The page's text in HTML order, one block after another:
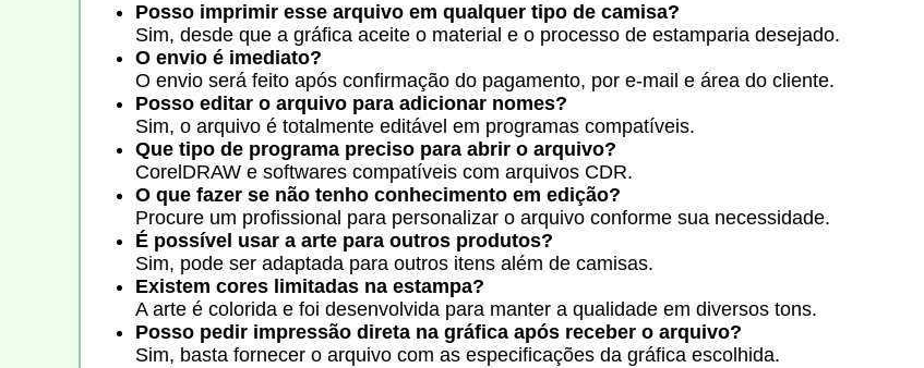
Posso imprimir esse arquivo em qualquer tipo de camisa?
Sim, desde que a gráfica aceite o material e o processo de estamparia desejado.
O envio é imediato?
O envio será feito após confirmação do pagamento, por e-mail e área do cliente.
Posso editar o arquivo para adicionar nomes?
Sim, o arquivo é totalmente editável em programas compatíveis.
Que tipo de programa preciso para abrir o arquivo?
CorelDRAW e softwares compatíveis com arquivos CDR.
O que fazer se não tenho conhecimento em edição?
Procure um profissional para personalizar o arquivo conforme sua necessidade.
É possível usar a arte para outros produtos?
Sim, pode ser adaptada para outros itens além de camisas.
Existem cores limitadas na estampa?
A arte é colorida e foi desenvolvida para manter a qualidade em diversos tons.
Posso pedir impressão direta na gráfica após receber o arquivo?
Sim, basta fornecer o arquivo com as especificações da gráfica escolhida.